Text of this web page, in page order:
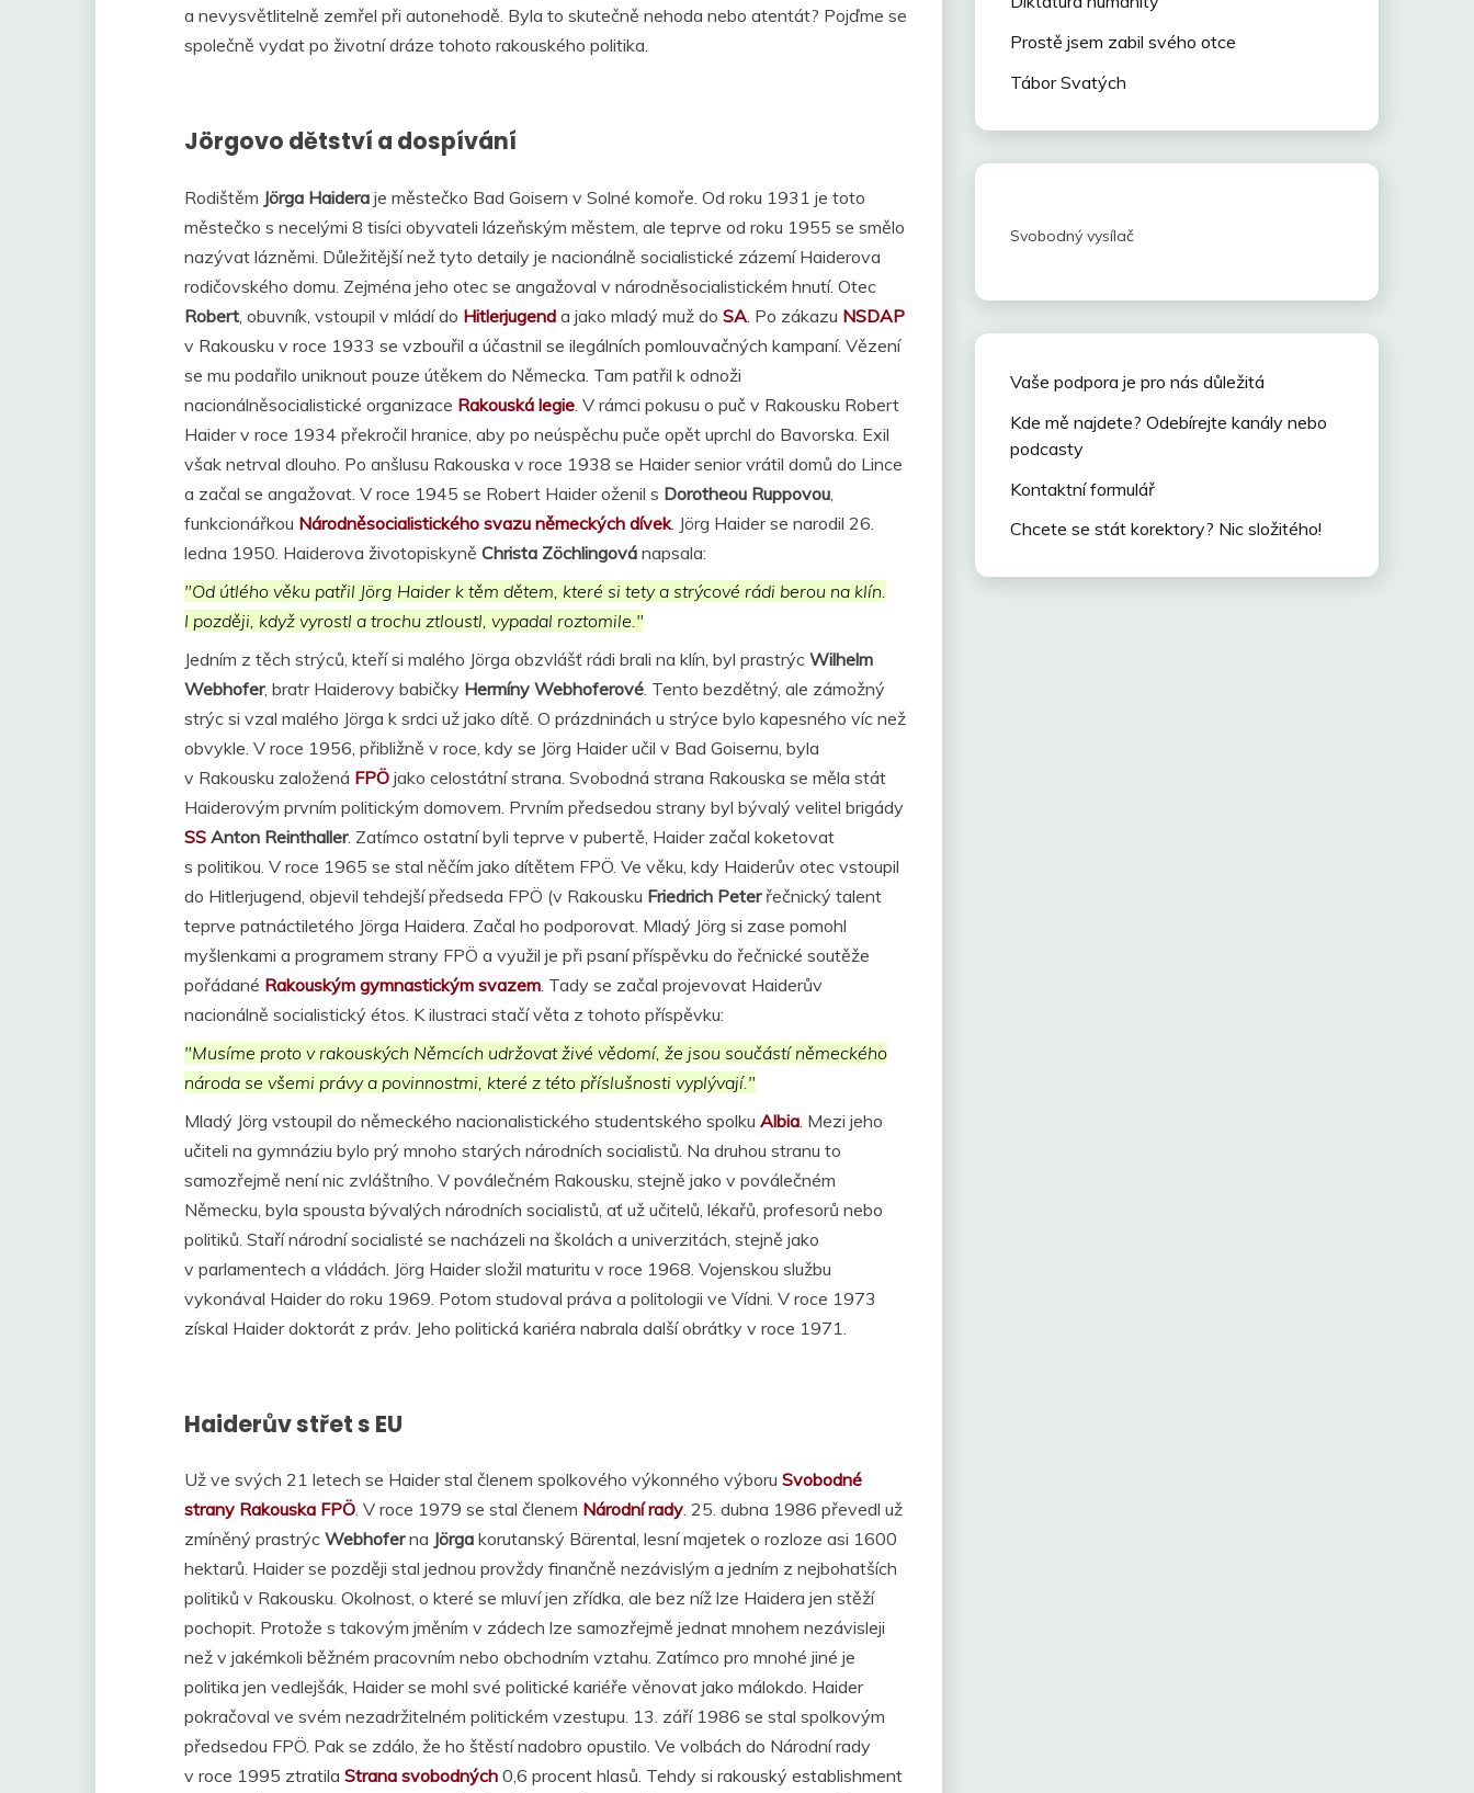
a nevysvětlitelně zemřel při autonehodě. Byla to skutečně nehoda nebo atentát? Pojďme se
společně vydat po životní dráze tohoto rakouského politika.
Jörgovo dětství a dospívání
Rodištěm Jörga Haidera je městečko Bad Goisern v Solné komoře. Od roku 1931 je toto
městečko s necelými 8 tisíci obyvateli lázeňským městem, ale teprve od roku 1955 se smělo
nazývat lázněmi. Důležitější než tyto detaily je nacionálně socialistické zázemí Haiderova
rodičovského domu. Zejména jeho otec se angažoval v národněsocialistickém hnutí. Otec
Robert , obuvník, vstoupil v mládí do Hitlerjugend a jako mladý muž do SA . Po zákazu NSDAP
v Rakousku v roce 1933 se vzbouřil a účastnil se ilegálních pomlouvačných kampaní. Vězení
se mu podařilo uniknout pouze útěkem do Německa. Tam patřil k odnoži
nacionálněsocialistické organizace Rakouská legie . V rámci pokusu o puč v Rakousku Robert
Haider v roce 1934 překročil hranice, aby po neúspěchu puče opět uprchl do Bavorska. Exil
však netrval dlouho. Po anšlusu Rakouska v roce 1938 se Haider senior vrátil domů do Lince
a začal se angažovat. V roce 1945 se Robert Haider oženil s Dorotheou Ruppovou
funkcionářkou Národněsocialistického svazu německých dívek. Jörg Haider se narodil 26.
ledna 1950. Haiderova životopiskyně Christa Zöchlingová napsala:
"Od útlého věku patřil Jörg Haider k těm dětem, které si tety a strýcové rádi berou na klín.
I později, když vyrostl a trochu ztloustl, vypadal roztomile."
Jedním z těch strýců, kteří si malého Jörga obzvlášť rádi brali na klín, byl prastrýc Wilhelm
Webhofer, bratr Haiderovy babičky Hermíny Webhoferové . Tento bezdětný, ale zámožný
strýc si vzal malého Jörga k srdci už jako dítě. O prázdninách u strýce bylo kapesného víc než
obvykle. V roce 1956, přibližně v roce, kdy se Jörg Haider učil v Bad Goisernu, byla
v Rakousku založená FPÖ jako celostátní strana. Svobodná strana Rakouska se měla stát
Haiderovým prvním politickým domovem. Prvním předsedou strany byl bývalý velitel brigády
SS Anton Reinthaller. Zatímco ostatní byli teprve v pubertě, Haider začal koketovat
s politikou. V roce 1965 se stal něčím jako dítětem FPÖ. Ve věku, kdy Haiderův otec vstoupil
do Hitlerjugend, objevil tehdejší předseda FPÖ (v Rakousku Friedrich Peterřečnický talent
teprve patnáctiletého Jörga Haidera. Začal ho podporovat. Mladý Jörg si zase pomohl
myšlenkami a programem strany FPÖ a využil je při psaní příspěvku do řečnické soutěže
pořádané Rakouským gymnastickým svazem . Tady se začal projevovat Haiderův
nacionálně socialistický étos. K ilustraci stačí věta z tohoto příspěvku:
"Musíme proto v rakouských Němcích udržovat živé vědomí, že jsou součástí německého
národa se všemi právy a povinnostmi, které z této příslušnosti vyplývají."
Mladý Jörg vstoupil do německého nacionalistického studentského spolku Albia . Mezi jeho
učiteli na gymnáziu bylo prý mnoho starých národních socialistů. Na druhou stranu to
samozřejmě není nic zvláštního. V poválečném Rakousku, stejně jako v poválečném
Německu, byla spousta bývalých národních socialistů, ať už učitelů, lékařů, profesorů nebo
politiků. Staří národní socialisté se nacházeli na školách a univerzitách, stejně jako
v parlamentech a vládách. Jörg Haider složil maturitu v roce 1968. Vojenskou službu
vykonával Haider do roku 1969. Potom studoval práva a politologii ve Vídni. V roce 1973
získal Haider doktorát z práv. Jeho politická kariéra nabrala další obrátky v roce 1971.
Haiderův střet s EU
Už ve svých 21 letech se Haider stal členem spolkového výkonného výboru Svobodné
strany Rakouska FPÖ. V roce 1979 se stal členem Národní rady. 25. dubna 1986 převedl už
zmíněný prastrýc Webhoferna Jörga korutanský Bärental, lesní majetek o rozloze asi 1600
hektarů. Haider se později stal jednou provždy finančně nezávislým a jedním z nejbohatších
politiků v Rakousku. Okolnost, o které se mluví jen zřídka, ale bez níž lze Haidera jen stěží
pochopit. Protože s takovým jměním v zádech lze samozřejmě jednat mnohem nezávisleji
než v jakémkoli běžném pracovním nebo obchodním vztahu. Zatímco pro mnohé jiné je
politika jen vedlejšák, Haider se mohl své politické kariéře věnovat jako málokdo. Haider
pokračoval ve svém nezadržitelném politickém vzestupu. 13. září 1986 se stal spolkovým
předsedou FPÖ. Pak se zdálo, že ho štěstí nadobro opustilo. Ve volbách do Národní rady
v roce 1995 ztratila Strana svobodných 0,6 procent hlasů. Tehdy si rakouský establishment
Prostě jsem zabil svého otce
Tábor Svatých
Svobodný vysílač
Vaše podpora je pro nás důležitá
Kde mě najdete? Odebírejte kanály nebo
podcasty
Kontaktní formulář
Chcete se stát korektory? Nic složitého!